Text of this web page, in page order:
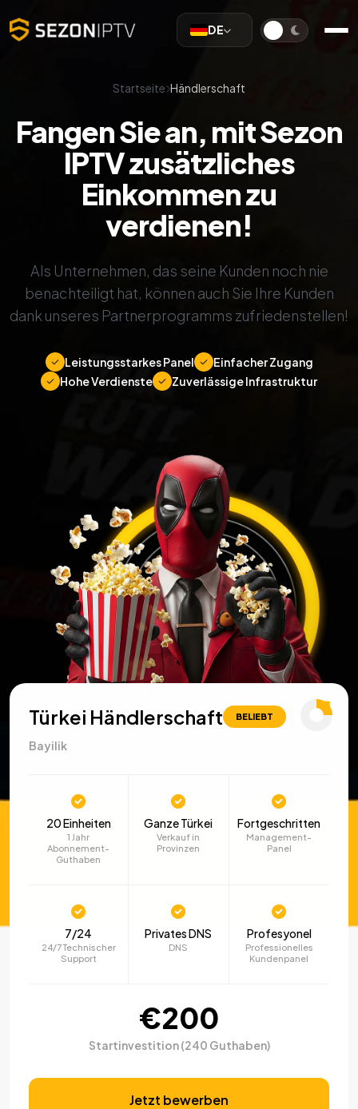
DE
Startseite Händlerschaft
Fangen Sie an, mit Sezon
IPTV zusätzliches
Einkommen zu
verdienen!
Als Unternehmen, das seine Kunden noch nie
benachteiligt hat, können auch Sie Ihre Kunden
dank unseres Partnerprogramms zufriedenstellen!
Leistungsstarkes Panel
Einfacher Zugang
Hohe Verdienste
Zuverlässige Infrastruktur
Türkei Händlerschaft BELIEBT
Bayilik
20 Einheiten
1 Jahr
Abonnement-
Guthaben
Ganze Türkei
Verkauf in
Provinzen
Fortgeschritten
Management-
Panel
7/24
24/7 Technischer
Support
Privates DNS
DNS
Profesyonel
Professionelles
Kundenpanel
€200
Startinvestition (240 Guthaben)
Jetzt bewerben